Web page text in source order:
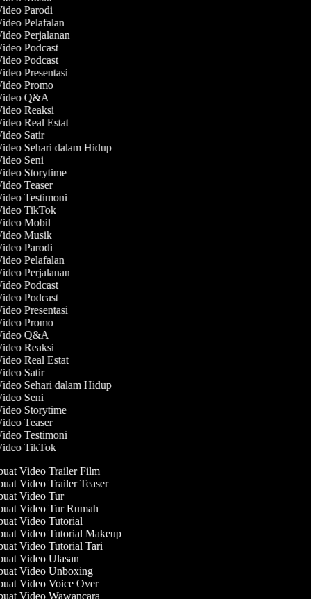
Parodi
Pelafalan
Perjalanan
Podcast
Podcast
Presentasi
Promo
Q&A
Reaksi
Real Estat
Satir
Sehari dalam Hidup
Seni
Storytime
Teaser
Testimoni
TikTok
Mobil
Musik
Parodi
Pelafalan
Perjalanan
Podcast
Podcast
Presentasi
Promo
Q&A
Reaksi
Real Estat
Satir
Sehari dalam Hidup
Seni
Storytime
Teaser
Testimoni
TikTok
Video Trailer Film
Video Trailer Teaser
Video Tur
Video Tur Rumah
Video Tutorial
Video Tutorial Makeup
Video Tutorial Tari
Video Ulasan
Video Unboxing
Video Voice Over
Video Wawancara